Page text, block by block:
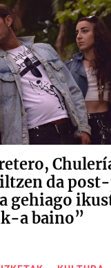
da
gehiago
a baino”